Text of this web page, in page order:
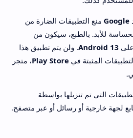
Google منع التطبيقات الضارة من
للأبد. بالطبع، سيكون من
Android 13. ولن يتم تطبيق هذا
المثبتة في Play Store، متجر
التي تم تنزيلها بواسطة
لجهة خارجية أو رسائل أو عبر متصفح.